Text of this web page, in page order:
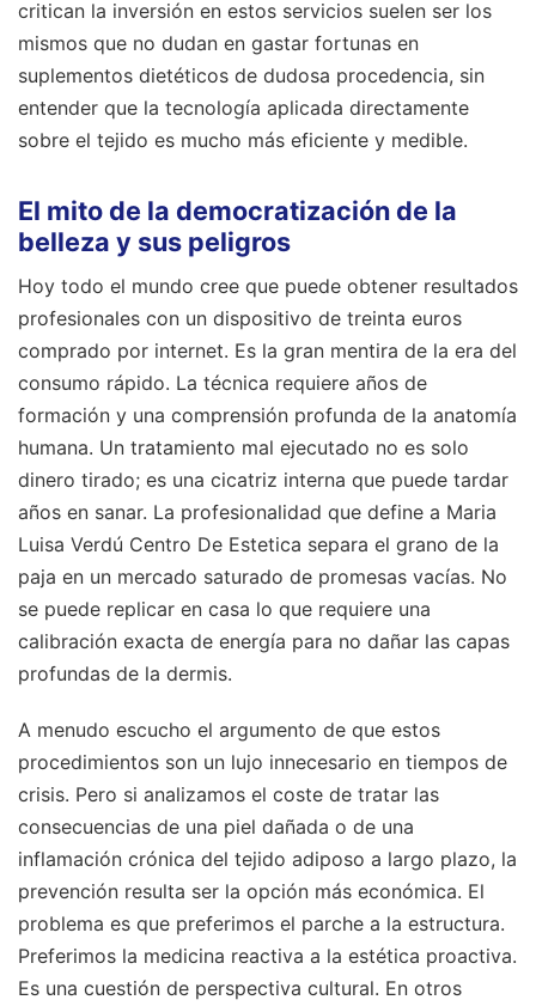
critican la inversión en estos servicios suelen ser los
mismos que no dudan en gastar fortunas en
suplementos dietéticos de dudosa procedencia, sin
entender que la tecnología aplicada directamente
sobre el tejido es mucho más eficiente y medible.
El mito de la democratización de la
belleza y sus peligros
Hoy todo el mundo cree que puede obtener resultados
profesionales con un dispositivo de treinta euros
comprado por internet. Es la gran mentira de la era del
consumo rápido. La técnica requiere años de
formación y una comprensión profunda de la anatomía
humana. Un tratamiento mal ejecutado no es solo
dinero tirado; es una cicatriz interna que puede tardar
años en sanar. La profesionalidad que define a Maria
Luisa Verdú Centro De Estetica separa el grano de la
paja en un mercado saturado de promesas vacías. No
se puede replicar en casa lo que requiere una
calibración exacta de energía para no dañar las capas
profundas de la dermis.
A menudo escucho el argumento de que estos
procedimientos son un lujo innecesario en tiempos de
crisis. Pero si analizamos el coste de tratar las
consecuencias de una piel dañada o de una
inflamación crónica del tejido adiposo a largo plazo, la
prevención resulta ser la opción más económica. El
problema es que preferimos el parche a la estructura.
Preferimos la medicina reactiva a la estética proactiva.
Es una cuestión de perspectiva cultural. En otros